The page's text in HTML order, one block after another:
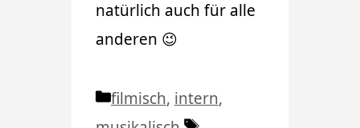
natürlich auch für alle
anderen 😉
Kategorien
filmisch, intern,